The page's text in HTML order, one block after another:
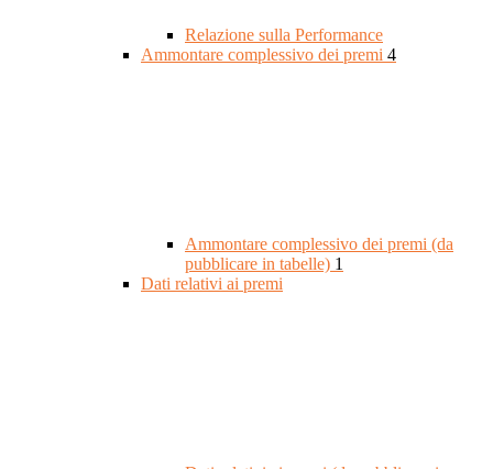
Relazione sulla Performance
Ammontare complessivo dei premi 4
Ammontare complessivo dei premi (da
pubblicare in tabelle) 1
Dati relativi ai premi